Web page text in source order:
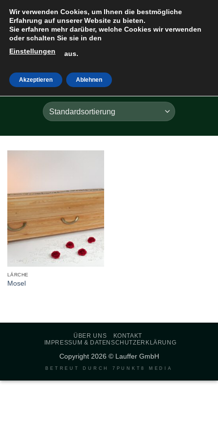
Inhalt
springen
HOME
FILTER
LÄRCHE
Mosel
ÜBER UNS
KONTAKT
IMPRESSUM & DATENSCHUTZERKLÄRUNG
Copyright 2026 © Lauffer GmbH
BETREUT DURCH 7PUNKT8 MEDIA
Wir verwenden Cookies, um Ihnen die bestmögliche
Erfahrung auf unserer Website zu bieten.
Sie erfahren mehr darüber, welche Cookies wir verwenden
oder schalten Sie sie in den
Einstellungen
aus.
Akzeptieren Ablehnen